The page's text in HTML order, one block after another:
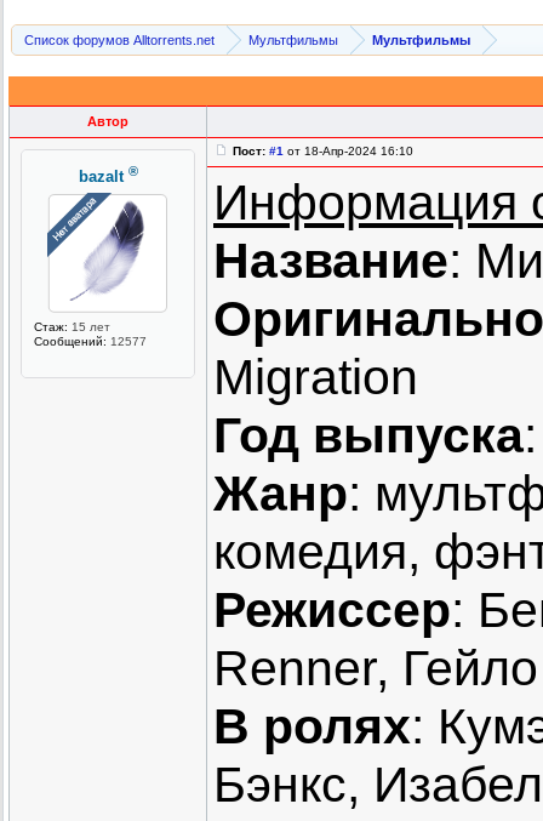
Список форумов Alltorrents.net Мультфильмы Мультфильмы
Автор
bazalt ®
Стаж: 15 лет
Сообщений: 12577
Пост: #1 от 18-Апр-2024 16:10
Информация
Название:
Migration
Год выпуска
Жанр:
комедия,
Режиссер:
Renner,
В ролях:
Бэнкс,